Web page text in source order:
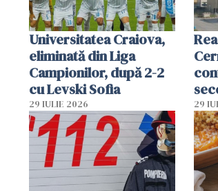
Universitatea Craiova,
eliminată din Liga
Campionilor, după 2-2
cu Levski Sofia
29 IULIE 2026 29